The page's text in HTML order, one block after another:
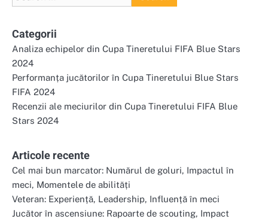
for:
Categorii
Analiza echipelor din Cupa Tineretului FIFA Blue Stars
2024
Performanța jucătorilor în Cupa Tineretului Blue Stars
FIFA 2024
Recenzii ale meciurilor din Cupa Tineretului FIFA Blue
Stars 2024
Articole recente
Cel mai bun marcator: Numărul de goluri, Impactul în
meci, Momentele de abilități
Veteran: Experiență, Leadership, Influență în meci
Jucător în ascensiune: Rapoarte de scouting, Impact